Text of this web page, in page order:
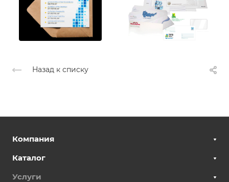
Назад к списку
Компания
Каталог
Услуги